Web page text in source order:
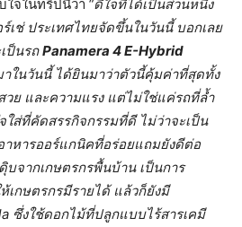
ใจในทริปนี้ว่า “ดีใจที่ได้เป็นส่วนหนึ่ง
เช่ ประเทศไทยจัดขึ้นในวันนี้ บอกเลย
ป็นรถPanamera 4 E-Hybrid
ในวันนี้ ได้ยินมาว่าตัวนี้คุ้มค่าที่สุดทั้ง
วย และความแรง แต่ไม่ใช่แค่รถที่ล้ำ
ใส่ที่คัดสรรกิจกรรมที่ดี ไม่ว่าจะเป็น
าหารออร์แกนิคที่อร่อยแถมยังดีต่อ
บจากเกษตรกรพื้นบ้าน เป็นการ
กษตรกรมีรายได้ แล้วก็ยังมี
ซึ่งใช้ดอกไม้ที่ปลูกแบบไร้สารเคมี